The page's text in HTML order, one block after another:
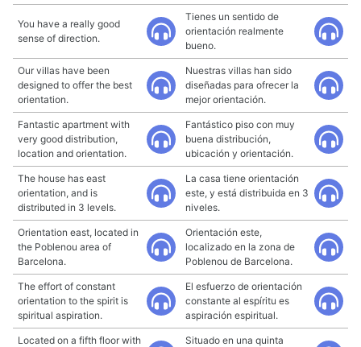
You have a really good
sense of direction.
Tienes un sentido de
orientación realmente
bueno.
Our villas have been
designed to offer the best
orientation.
Nuestras villas han sido
diseñadas para ofrecer la
mejor orientación.
Fantastic apartment with
very good distribution,
location and orientation.
Fantástico piso con muy
buena distribución,
ubicación y orientación.
The house has east
orientation, and is
distributed in 3 levels.
La casa tiene orientación
este, y está distribuida en 3
niveles.
Orientation east, located in
the Poblenou area of
Barcelona.
Orientación este,
localizado en la zona de
Poblenou de Barcelona.
The effort of constant
orientation to the spirit is
spiritual aspiration.
El esfuerzo de orientación
constante al espíritu es
aspiración espiritual.
Located on a fifth floor with
Situado en una quinta